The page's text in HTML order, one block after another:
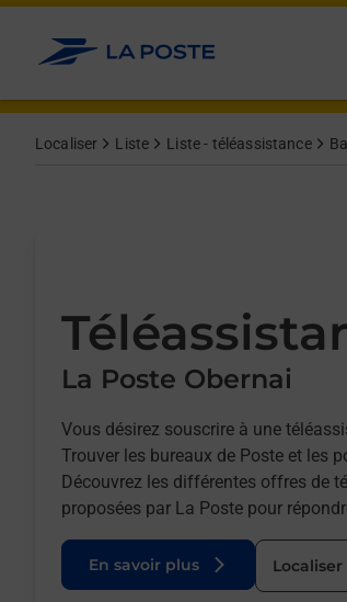
Allez au contenu
Localiser Liste Liste - téléassistance
La Poste Obernai
Vous désirez souscrire à une
Trouver les bureaux de Poste et les
Découvrez les différentes offres de
proposées par La Poste pour
En savoir plus Localiser
Afficher ou masquer la réponse
Afficher ou masquer la réponse
Afficher ou masquer la réponse